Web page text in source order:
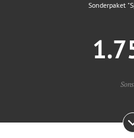
Sonderpaket